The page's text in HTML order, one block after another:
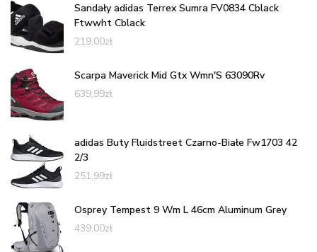
Sandały adidas Terrex Sumra FV0834 Cblack
Ftwwht Cblack
219,00zł
Scarpa Maverick Mid Gtx Wmn'S 63090Rv
639,99zł
adidas Buty Fluidstreet Czarno-Białe Fw1703 42
2/3
251,99zł
Osprey Tempest 9 Wm L 46cm Aluminum Grey
439,00zł